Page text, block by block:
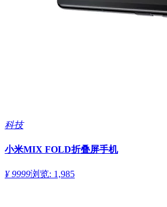
科技
小米MIX FOLD折叠屏手机
¥ 9999浏览: 1,985